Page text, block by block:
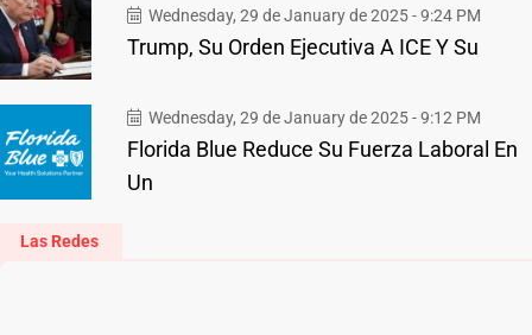
Wednesday, 29 de January de 2025 - 9:24 PM
Trump, Su Orden Ejecutiva A ICE Y Su
Wednesday, 29 de January de 2025 - 9:12 PM
Florida Blue Reduce Su Fuerza Laboral En
Un
Las Redes